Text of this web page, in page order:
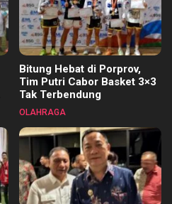
Bitung Hebat di Porprov,
Tim Putri Cabor Basket 3×3
Tak Terbendung
OLAHRAGA